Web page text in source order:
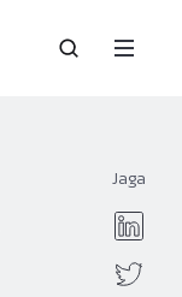
Jaga